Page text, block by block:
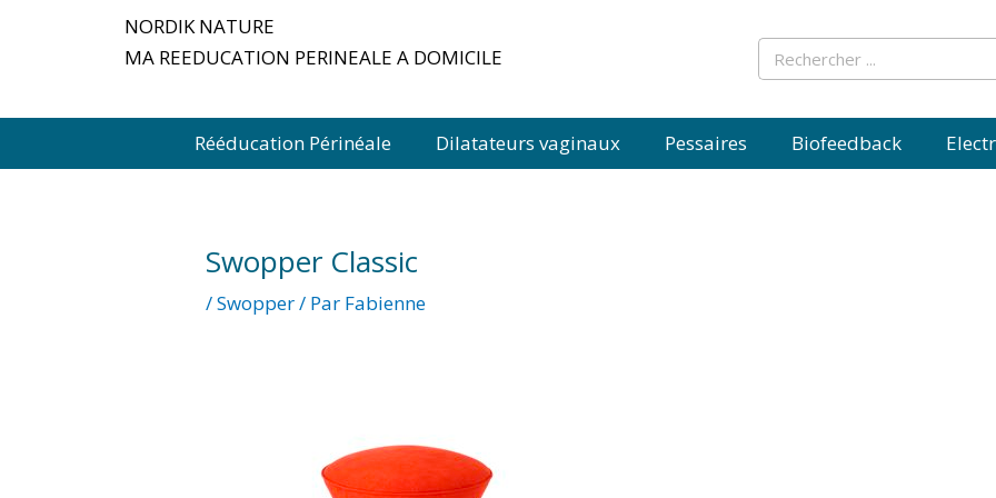
NORDIK NATURE
MA REEDUCATION PERINEALE A DOMICILE
Rechercher
Rééducation Périnéale Dilatateurs vaginaux Pessaires Biofeedback
Swopper Classic
/Swopper/ Par Fabienne